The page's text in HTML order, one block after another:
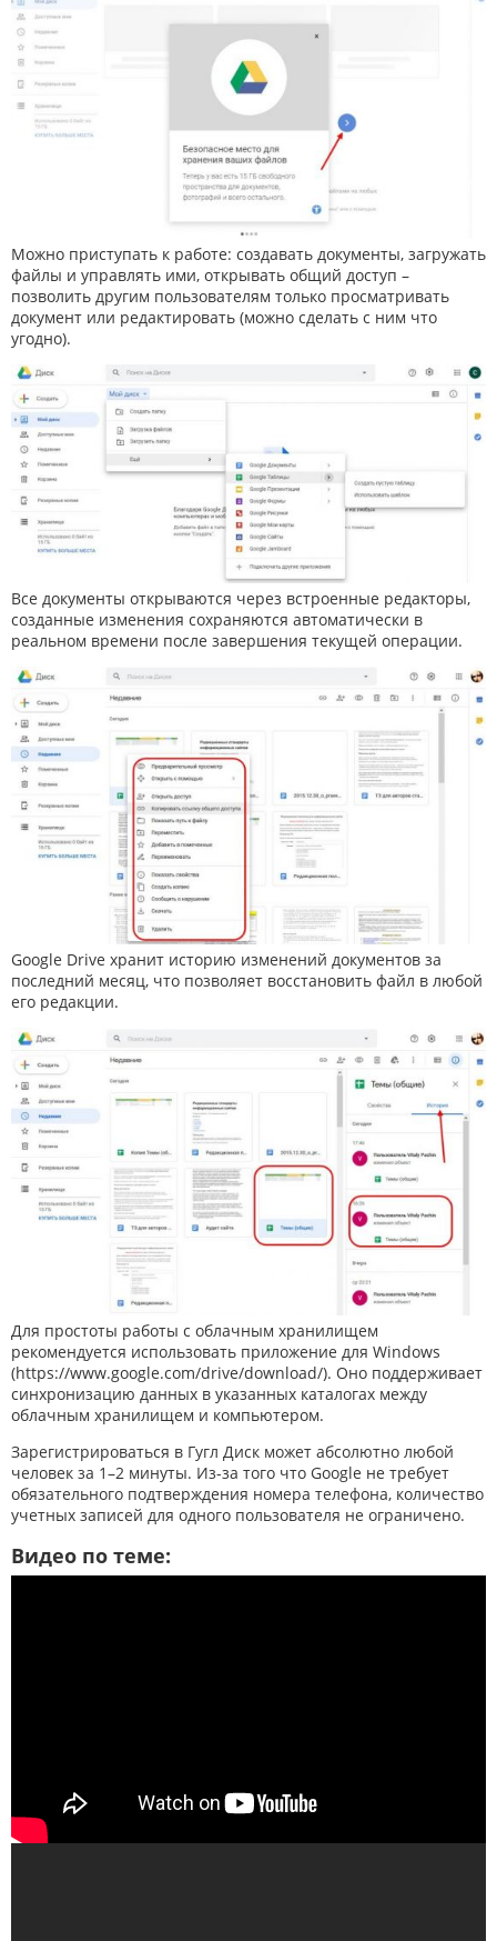
Можно приступать к работе: создавать документы, загружать
файлы и управлять ими, открывать общий доступ –
позволить другим пользователям только просматривать
документ или редактировать (можно сделать с ним что
угодно).
Все документы открываются через встроенные редакторы,
созданные изменения сохраняются автоматически в
реальном времени после завершения текущей операции.
Google Drive хранит историю изменений документов за
последний месяц, что позволяет восстановить файл в любой
его редакции.
Для простоты работы с облачным хранилищем
рекомендуется использовать приложение для Windows
(https://www.google.com/drive/download/). Оно поддерживает
синхронизацию данных в указанных каталогах между
облачным хранилищем и компьютером.
Зарегистрироваться в Гугл Диск может абсолютно любой
человек за 1–2 минуты. Из-за того что Google не требует
обязательного подтверждения номера телефона, количество
учетных записей для одного пользователя не ограничено.
Видео по теме: